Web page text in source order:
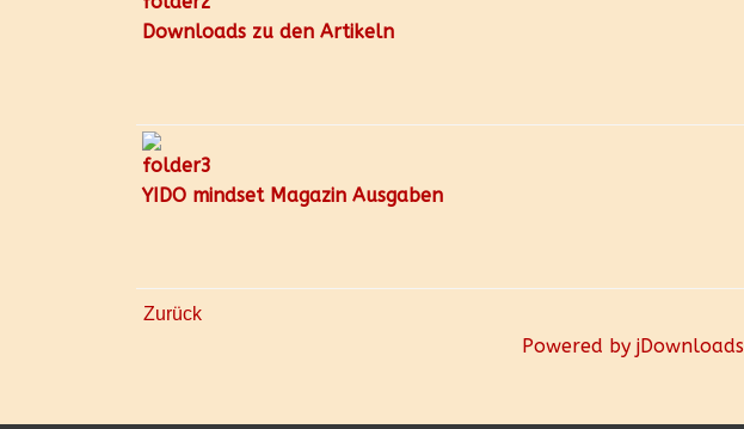
Downloads zu den Artikeln
YIDO mindset Magazin Ausgaben
Zurück
Powered by jDownloads